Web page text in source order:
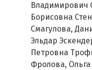
Владимирович
Борисовна
Смагулова,
Эльдар
Петровна
Фролова,